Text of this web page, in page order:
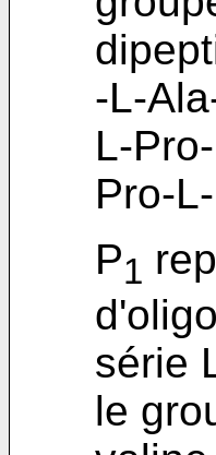
-L-
L-
Pro-
P1
série
le